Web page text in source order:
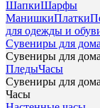
ШапкиШарфы
МанишкиПлатки
для одежды и
Сувениры для дома
Сувениры для дома
ПледыЧасы
Сувениры для дома
Часы